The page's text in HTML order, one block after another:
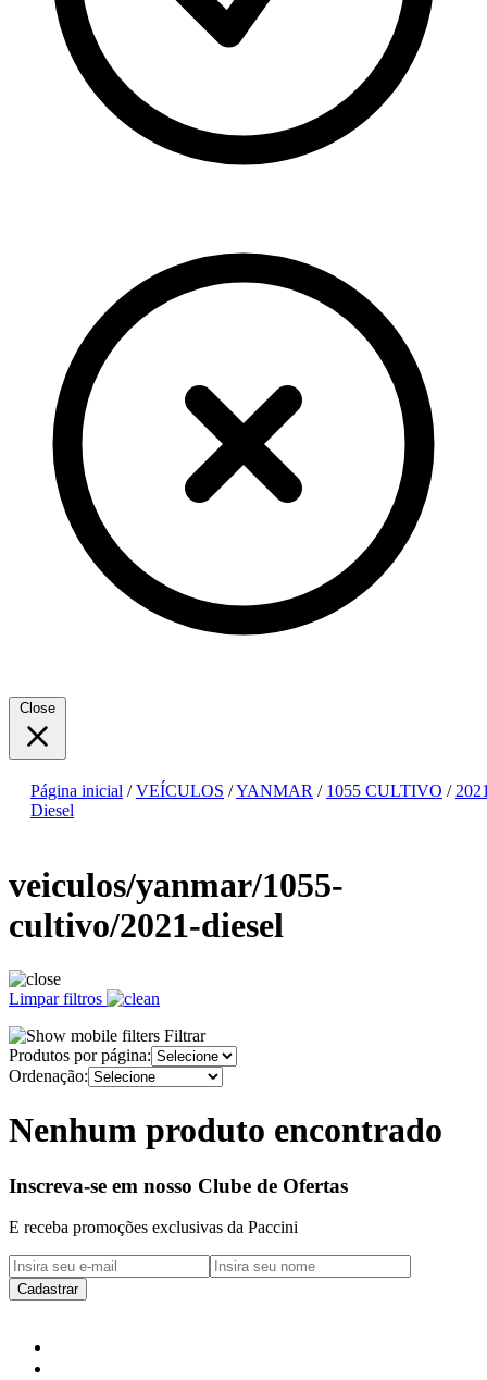
Close
Página inicial /VEÍCULOS /YANMAR / 1055 CULTIVO /
Diesel
veiculos/yanmar/1055-
cultivo/2021-diesel
Limpar filtros
Filtrar
Produtos por página:
Ordenação:
Nenhum produto encontrado
Inscreva-se em nosso Clube de Ofertas
E receba promoções exclusivas da Paccini
Cadastrar